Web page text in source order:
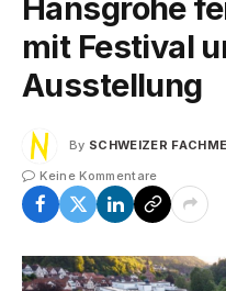
Hansgrohe
mit Festival
Ausstellung
By SCHWEIZER
Keine Kommentare